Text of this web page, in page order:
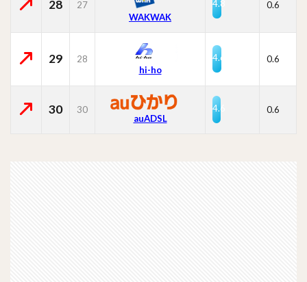
28
27
WAKWAK
4.8 0.6
29
28
hi-ho
4.6 0.6
30
30
auADSL
4.6 0.6